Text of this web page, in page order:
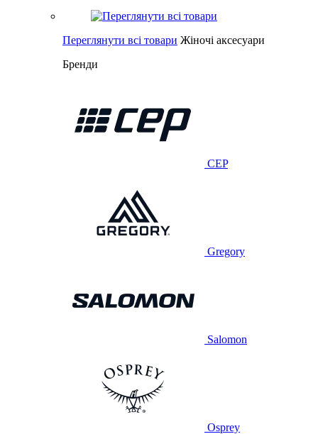
Переглянути всі товари Жіночі аксесуари
Бренди
CEP
Gregory
Salomon
Osprey